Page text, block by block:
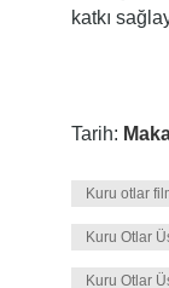
katkı
Tarih:
Kuru otlar
Kuru Otlar
Kuru Otlar